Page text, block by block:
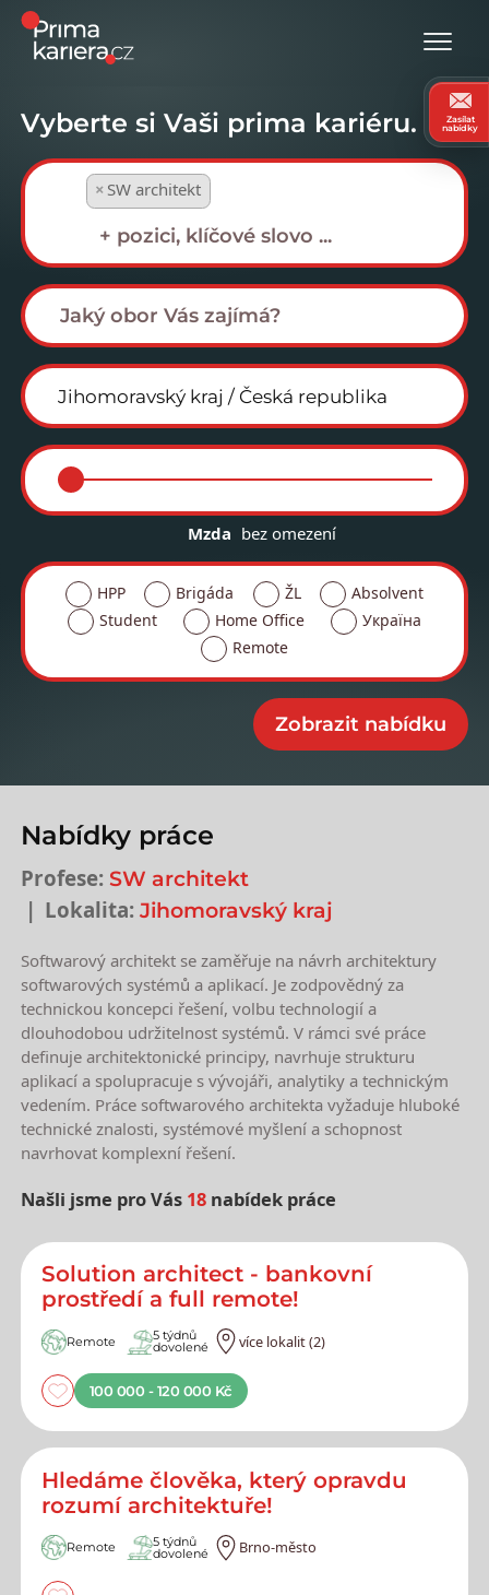
Vyberte si Vaši prima kariéru.
× SW architekt
Mzda bez omezení
HPP Brigáda ŽL
Absolvent
Student
Home Office
Україна
Remote
Nabídky práce
Profese: SW architekt
Lokalita: Jihomoravský kraj
Softwarový architekt se zaměřuje na návrh architektury
softwarových systémů a aplikací. Je zodpovědný za
technickou koncepci řešení, volbu technologií a
dlouhodobou udržitelnost systémů. V rámci své práce
definuje architektonické principy, navrhuje strukturu
aplikací a spolupracuje s vývojáři, analytiky a technickým
vedením. Práce softwarového architekta vyžaduje hluboké
technické znalosti, systémové myšlení a schopnost
navrhovat komplexní řešení.
Našli jsme pro Vás 18 nabídek práce
Nejnovější nabídky práce
Solution architect - bankovní
prostředí a full remote!
Remote 5 týdnů
dovolené více lokalit (2)
100 000 - 120 000 Kč
Hledáme člověka, který opravdu
rozumí architektuře!
Remote 5 týdnů
dovolené Brno-město
Zasílat
nabídky